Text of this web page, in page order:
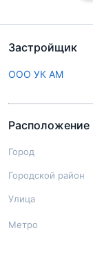
Застройщик
ООО УК АМ
Расположение
Город
Городской район
Улица
Метро